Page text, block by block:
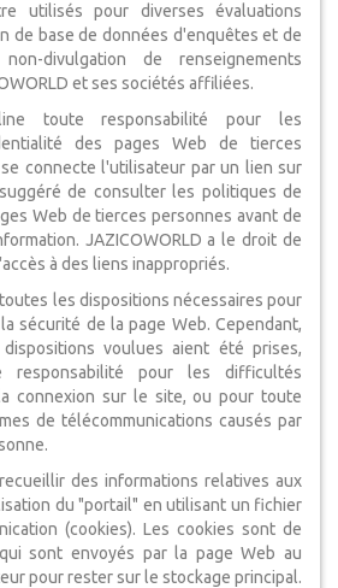
utilisés pour diverses évaluations
de base de données d'enquêtes et de
divulgation de renseignements
et ses sociétés affiliées.
toute responsabilité pour les
des pages Web de tierces
connecte l'utilisateur par un lien sur
de consulter les politiques de
Web de tierces personnes avant de
JAZICOWORLD a le droit de
à des liens inappropriés.
les dispositions nécessaires pour
sécurité de la page Web. Cependant,
voulues aient été prises,
responsabilité pour les difficultés
connexion sur le site, ou pour toute
de télécommunications causés par
des informations relatives aux
du "portail" en utilisant un fichier
(cookies). Les cookies sont de
sont envoyés par la page Web au
pour rester sur le stockage principal.